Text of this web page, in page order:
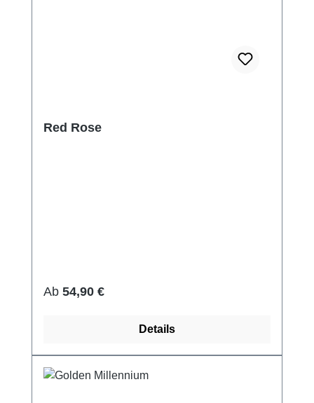
Red Rose
Regulärer Preis:
Ab 54,90 €
Details